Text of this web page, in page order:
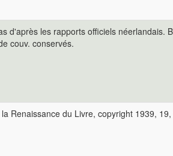
d'après les rapports officiels néerlandais.
couv. conservés.
Renaissance du Livre, copyright 1939,